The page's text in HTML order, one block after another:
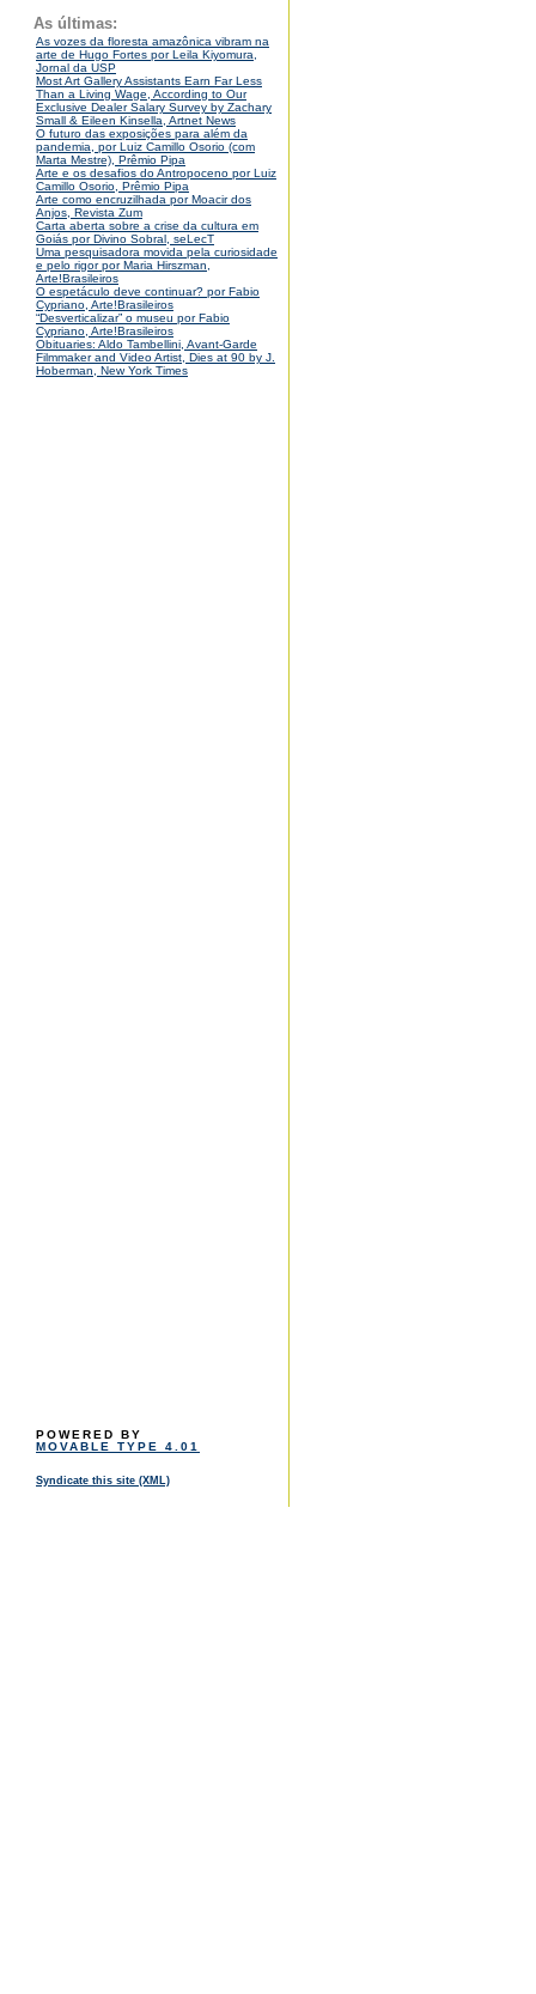
As últimas:
As vozes da floresta amazônica vibram na
arte de Hugo Fortes por Leila Kiyomura,
Jornal da USP
Most Art Gallery Assistants Earn Far Less
Than a Living Wage, According to Our
Exclusive Dealer Salary Survey by Zachary
Small & Eileen Kinsella, Artnet News
O futuro das exposições para além da
pandemia, por Luiz Camillo Osorio (com
Marta Mestre), Prêmio Pipa
Arte e os desafios do Antropoceno por Luiz
Camillo Osorio, Prêmio Pipa
Arte como encruzilhada por Moacir dos
Anjos, Revista Zum
Carta aberta sobre a crise da cultura em
Goiás por Divino Sobral, seLecT
Uma pesquisadora movida pela curiosidade
e pelo rigor por Maria Hirszman,
Arte!Brasileiros
O espetáculo deve continuar? por Fabio
Cypriano, Arte!Brasileiros
“Desverticalizar” o museu por Fabio
Cypriano, Arte!Brasileiros
Obituaries: Aldo Tambellini, Avant-Garde
Filmmaker and Video Artist, Dies at 90 by J.
Hoberman, New York Times
POWERED BY
MOVABLE TYPE 4.01
Syndicate this site (XML)